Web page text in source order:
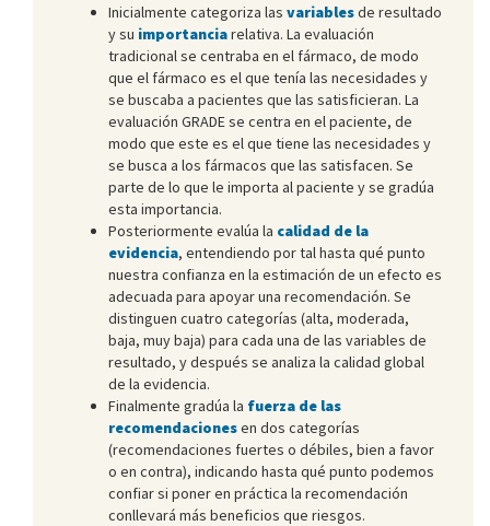
Inicialmente categoriza las variablesde resultado
y su importanciarelativa. La evaluación
tradicional se centraba en el fármaco, de modo
que el fármaco es el que tenía las necesidades y
se buscaba a pacientes que las satisficieran. La
evaluación GRADE se centra en el paciente, de
modo que este es el que tiene las necesidades y
se busca a los fármacos que las satisfacen. Se
parte de lo que le importa al paciente y se gradúa
esta importancia.
Posteriormente evalúa la calidad de la
evidencia, entendiendo por tal hasta qué punto
nuestra confianza en la estimación de un efecto es
adecuada para apoyar una recomendación. Se
distinguen cuatro categorías (alta, moderada,
baja, muy baja) para cada una de las variables de
resultado, y después se analiza la calidad global
de la evidencia.
Finalmente gradúa la fuerza de las
recomendacionesen dos categorías
(recomendaciones fuertes o débiles, bien a favor
o en contra), indicando hasta qué punto podemos
confiar si poner en práctica la recomendación
conllevará más beneficios que riesgos.